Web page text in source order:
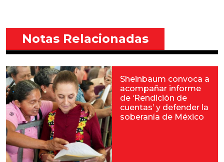
Notas Relacionadas
Sheinbaum convoca a
acompañar informe
de ‘Rendición de
cuentas’ y defender la
soberanía de México